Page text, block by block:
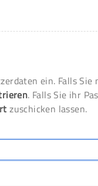
ein. Falls Sie
. Falls Sie ihr
zuschicken lassen.